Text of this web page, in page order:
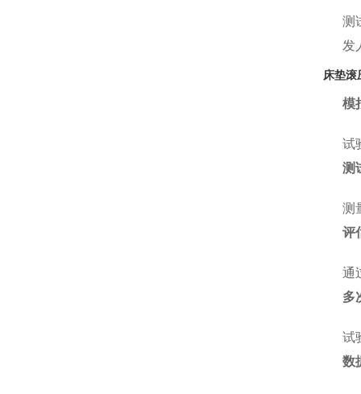
测
发
床垫滚
模
试
测
测
评
通
多
试
数